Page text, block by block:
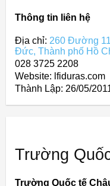
Thông tin liên hệ
Địa chỉ: 260 Đường
Đức, Thành phố Hồ
028 3725 2208
Website: lfiduras.com
Thành Lập: 26/05/
Trường
Trường Quốc tế